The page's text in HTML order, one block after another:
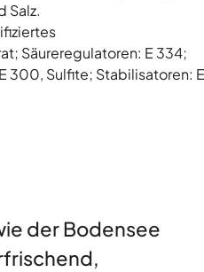
Salz.
Säureregulatoren: E 334;
300, Sulfite; Stabilisatoren: E
der Bodensee